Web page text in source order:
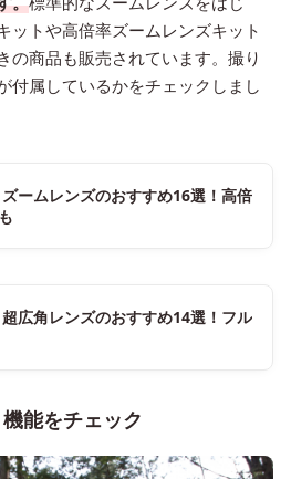
ットや高倍率ズームレンズキット
の商品も販売されています。撮り
付属しているかをチェックしまし
ズームレンズのおすすめ16選！高倍
超広角レンズのおすすめ14選！フル
能をチェック